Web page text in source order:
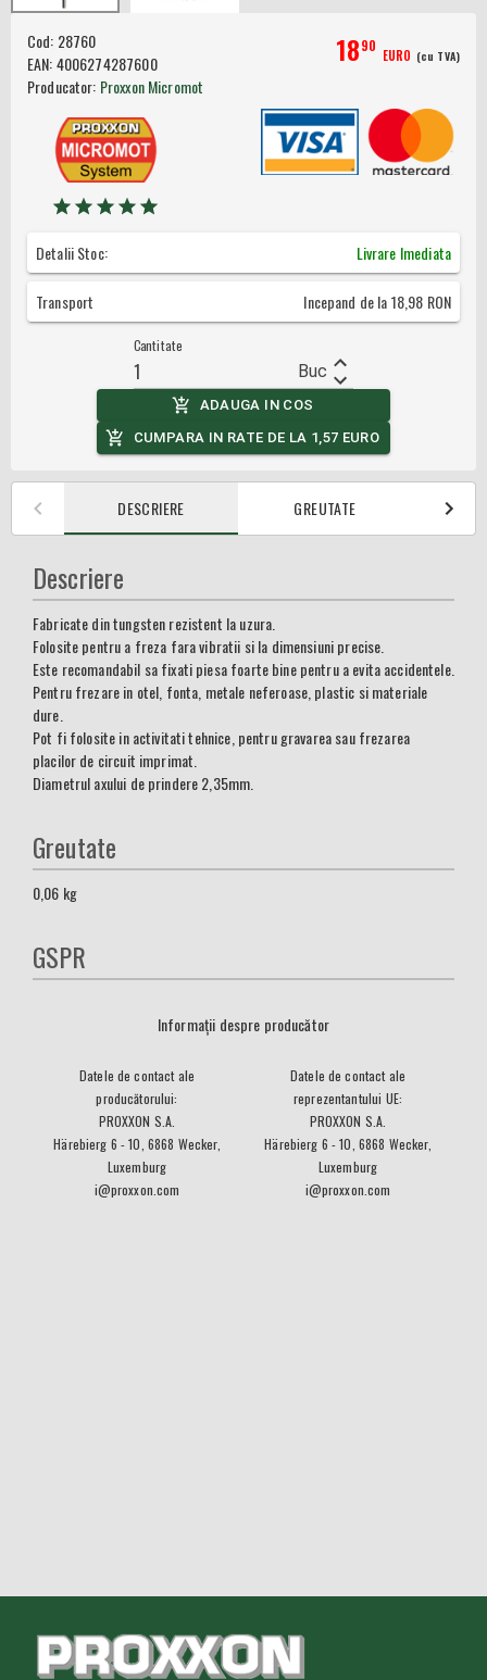
Cod: 28760
EAN:4006274287600
Producator: Proxxon Micromot
1890
EURO (cu TVA)
Detalii Stoc: Livrare Imediata
Transport Incepand de la18,98 RON
Buc
Cantitate
ADAUGA IN COS
CUMPARA IN RATE DE LA 1,57 EURO
DESCRIERE GREUTATE
Descriere
Fabricate din tungsten rezistent la uzura.
Folosite pentru a freza fara vibratii si la dimensiuni precise.
Este recomandabil sa fixati piesa foarte bine pentru a evita accidentele.
Pentru frezare in otel, fonta, metale neferoase, plastic si materiale
dure.
Pot fi folosite in activitati tehnice, pentru gravarea sau frezarea
placilor de circuit imprimat.
Diametrul axului de prindere 2,35mm.
Greutate
0,06 kg
GSPR
Informații despre producător
Datele de contact ale
producătorului:
PROXXON S.A.
Härebierg 6 - 10, 6868 Wecker,
Luxemburg
i@proxxon.com
Datele de contact ale
reprezentantului UE:
PROXXON S.A.
Härebierg 6 - 10, 6868 Wecker,
Luxemburg
i@proxxon.com